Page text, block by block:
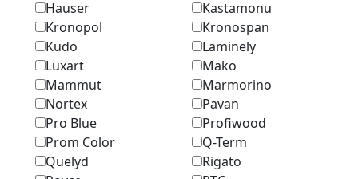
Hauser
Kastamonu
Kronopol
Kronospan
Kudo
Laminely
Luxart
Mako
Mammut
Marmоrino
Nortex
Pavan
Pro Blue
Profiwood
Prom Color
Q-Term
Quelyd
Rigato